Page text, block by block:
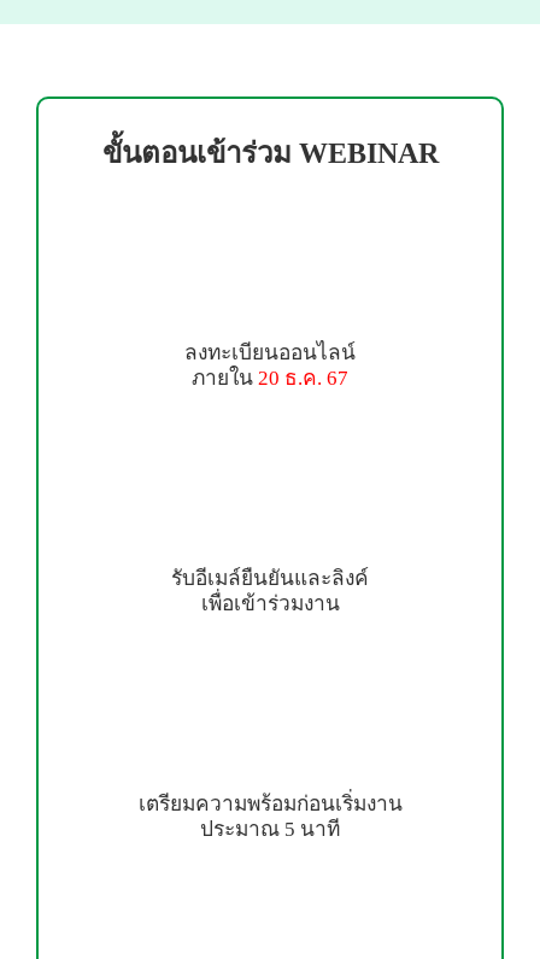
ขั้นตอนเข้าร่วม WEBINAR
ลงทะเบียนออนไลน์
ภายใน 20 ธ.ค. 67
รับอีเมล์ยืนยันและลิงค์
เพื่อเข้าร่วมงาน
เตรียมความพร้อมก่อนเริ่มงาน
ประมาณ 5 นาที